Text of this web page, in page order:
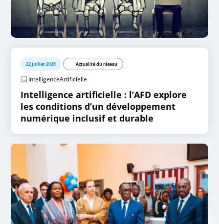
22 juillet 2026 Actualité du réseau
IntelligenceArtificielle
Intelligence artificielle : l’AFD explore
les conditions d’un développement
numérique inclusif et durable